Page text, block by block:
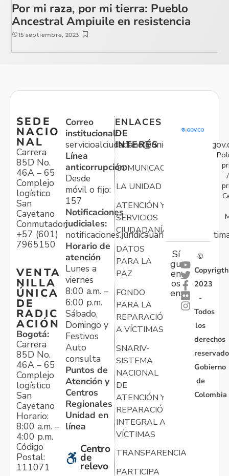
Por mi raza, por mi tierra: Pueblo
Ancestral Ampiuile en resistencia
15 septiembre, 2023
SEDE
NACIO
NAL
Carrera
85D No.
46A – 65
Complejo
logístico
San
Cayetano
Conmutador:
+57 (601)
7965150
VENTA
NILLA
ÚNICA
DE
RADIC
ACIÓN
Bogotá:
Carrera
85D No.
46A – 65
Complejo
logístico
San
Cayetano
Horario:
8:00 a.m. –
4:00 p.m.
Código
Postal:
111071
Correo
institucional:
Línea
anticorrupción:
Desde
móvil o fijo:
157
Notificaciones
judiciales:
Horario de
atención
Lunes a
viernes
8:00 a.m. –
6:00 p.m.
Sábado,
Domingo y
Festivos
Auto
consulta
Puntos de
Atención y
Centros
Regionales
Unidad en
línea
Centro
de
relevo
ENLACES
DE
INTERÉS
COMUNICACIONES
LA UNIDAD
ATENCIÓN Y
SERVICIOS
CIUDADANÍA
DATOS
PARA LA
PAZ
FONDO
PARA LA
REPARACIÓN
A VÍCTIMAS
SNARIV-
SISTEMA
NACIONAL
DE
ATENCIÓN Y
REPARACIÓN
INTEGRAL A
VÍCTIMAS
TRANSPARENCIA
PARTICIPA
Sí
gu
en
os
en:
©
Copyrigth
2023
-
Todos
los
derechos
Gobierno
de
Colombia